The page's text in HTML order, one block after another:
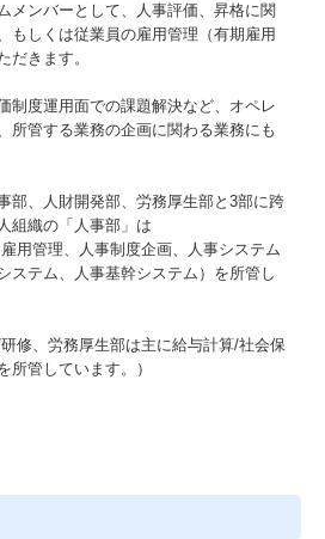
メンバーとして、人事評価、昇格に関
もしくは従業員の雇用管理（有期雇用
だきます。
制度運用面での課題解決など、オペレ
所管する業務の企画に関わる業務にも
部、人財開発部、労務厚生部と3部に跨
組織の「人事部」は
用管理、人事制度企画、人事システム
ステム、人事基幹システム）を所管し
修、労務厚生部は主に給与計算/社会保
所管しています。）